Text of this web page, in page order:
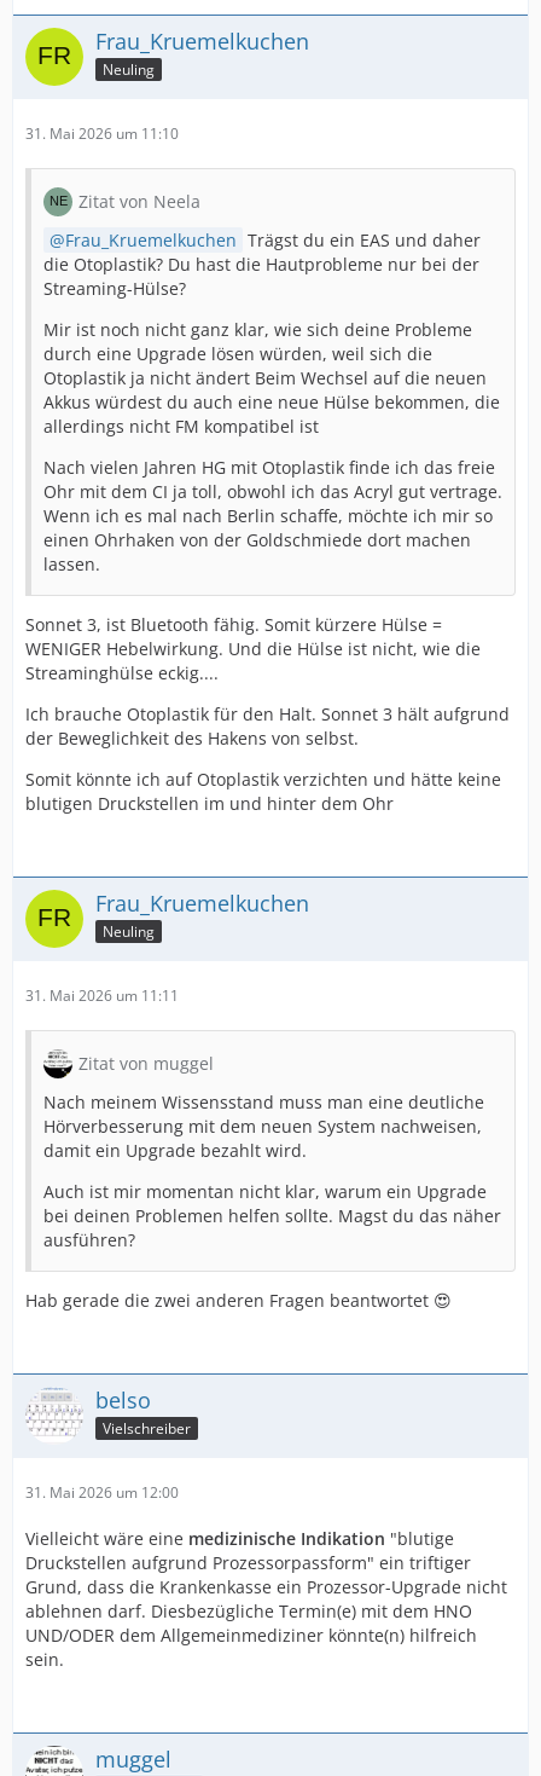
Frau_Kruemelkuchen
Neuling
31. Mai 2026 um 11:10
Zitat von Neela
Frau_Kruemelkuchen Trägst du ein EAS und daher
die Otoplastik? Du hast die Hautprobleme nur bei der
Streaming-Hülse?
Mir ist noch nicht ganz klar, wie sich deine Probleme
durch eine Upgrade lösen würden, weil sich die
Otoplastik ja nicht ändert Beim Wechsel auf die neuen
Akkus würdest du auch eine neue Hülse bekommen, die
allerdings nicht FM kompatibel ist
Nach vielen Jahren HG mit Otoplastik finde ich das freie
Ohr mit dem CI ja toll, obwohl ich das Acryl gut vertrage.
Wenn ich es mal nach Berlin schaffe, möchte ich mir so
einen Ohrhaken von der Goldschmiede dort machen
lassen.
Sonnet 3, ist Bluetooth fähig. Somit kürzere Hülse =
WENIGER Hebelwirkung. Und die Hülse ist nicht, wie die
Streaminghülse eckig....
Ich brauche Otoplastik für den Halt. Sonnet 3 hält aufgrund
der Beweglichkeit des Hakens von selbst.
Somit könnte ich auf Otoplastik verzichten und hätte keine
blutigen Druckstellen im und hinter dem Ohr
Frau_Kruemelkuchen
Neuling
31. Mai 2026 um 11:11
Zitat von muggel
Nach meinem Wissensstand muss man eine deutliche
Hörverbesserung mit dem neuen System nachweisen,
damit ein Upgrade bezahlt wird.
Auch ist mir momentan nicht klar, warum ein Upgrade
bei deinen Problemen helfen sollte. Magst du das näher
ausführen?
Hab gerade die zwei anderen Fragen beantwortet 😍
belso
Vielschreiber
31. Mai 2026 um 12:00
Vielleicht wäre eine medizinische Indikation "blutige
Druckstellen aufgrund Prozessorpassform" ein triftiger
Grund, dass die Krankenkasse ein Prozessor-Upgrade nicht
ablehnen darf. Diesbezügliche Termin(e) mit dem HNO
UND/ODER dem Allgemeinmediziner könnte(n) hilfreich
sein.
muggel